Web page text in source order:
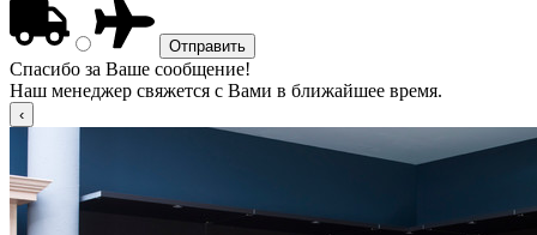
Спасибо за Ваше сообщение!
Наш менеджер свяжется с Вами в ближайшее время.